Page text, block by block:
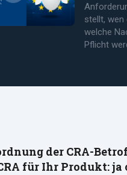
stellt,
welche
Pflicht
der CRA-
für Ihr Produkt: ja